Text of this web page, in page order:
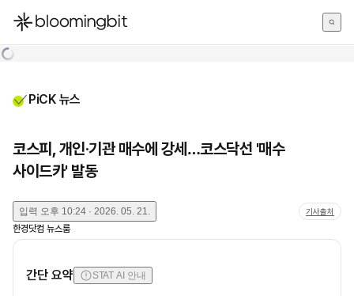
한국어
PiCK 뉴스
코스피, 개인·기관 매수에 강세…코스닥선 '매수
사이드카' 발동
입력 오후 10:24 · 2026. 05. 21. 기사출처
한경닷컴 뉴스룸
간단 요약 STAT AI 안내